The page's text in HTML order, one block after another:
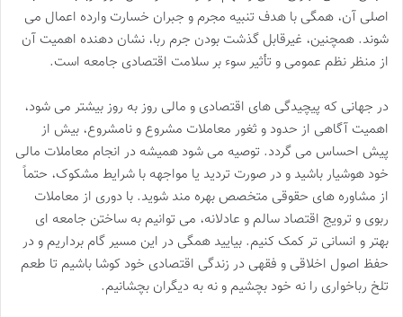
اصلی آن، همگی با هدف تنبیه مجرم و جبران خسارت وارده اعمال می
شوند. همچنین، غیرقابل گذشت بودن جرم ربا، نشان دهنده اهمیت آن
از منظر نظم عمومی و تأثیر سوء بر سلامت اقتصادی جامعه است.
در جهانی که پیچیدگی های اقتصادی و مالی روز به روز بیشتر می شود،
اهمیت آگاهی از حدود و ثغور معاملات مشروع و نامشروع، بیش از
پیش احساس می گردد. توصیه می شود همیشه در انجام معاملات مالی
خود هوشیار باشید و در صورت تردید یا مواجهه با شرایط مشکوک، حتماً
از مشاوره های حقوقی متخصص بهره مند شوید. با دوری از معاملات
ربوی و ترویج اقتصاد سالم و عادلانه، می توانیم به ساختن جامعه ای
بهتر و انسانی تر کمک کنیم. بیایید همگی در این مسیر گام برداریم و در
حفظ اصول اخلاقی و فقهی در زندگی اقتصادی خود کوشا باشیم تا طعم
تلخ رباخواری را نه خود بچشیم و نه به دیگران بچشانیم.